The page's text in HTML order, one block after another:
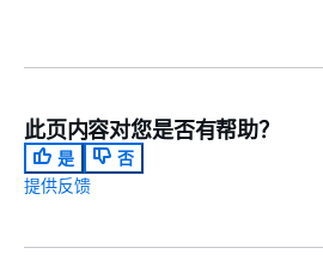
此页内容对您是否有帮助？
是
否
提供反馈